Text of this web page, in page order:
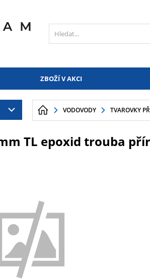
ZBOŽÍ V AKCI
VODOVODY TVAROVKY
TL epoxid trouba